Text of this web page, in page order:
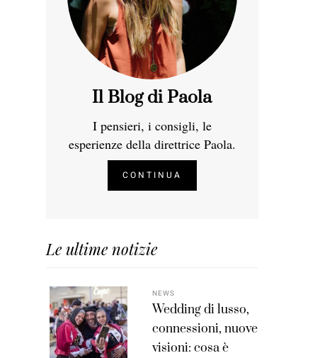
Il Blog di Paola
I pensieri, i consigli, le
esperienze della direttrice Paola.
CONTINUA
Le ultime notizie
NEWS
Wedding di lusso,
connessioni, nuove
visioni: cosa è